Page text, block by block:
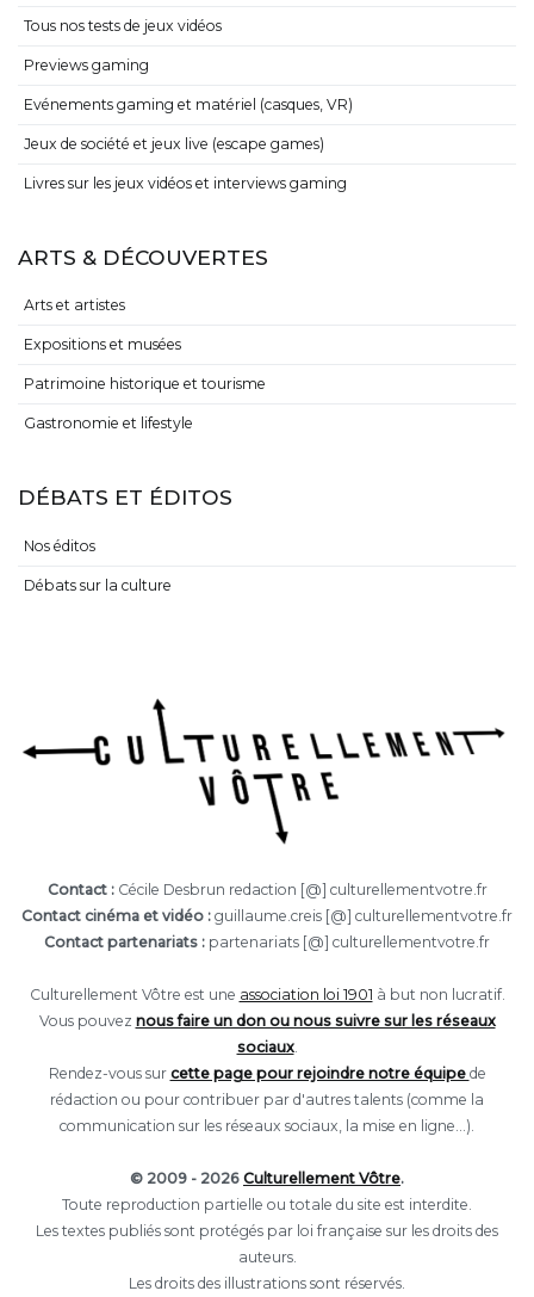
Tous nos tests de jeux vidéos
Previews gaming
Evénements gaming et matériel (casques, VR)
Jeux de société et jeux live (escape games)
Livres sur les jeux vidéos et interviews gaming
ARTS & DÉCOUVERTES
Arts et artistes
Expositions et musées
Patrimoine historique et tourisme
Gastronomie et lifestyle
DÉBATS ET ÉDITOS
Nos éditos
Débats sur la culture
Contact :Cécile Desbrun redaction [@] culturellementvotre.fr
Contact cinéma et vidéo : guillaume.creis [@] culturellementvotre.fr
Contact partenariats : partenariats [@] culturellementvotre.fr
Culturellement Vôtre est une association loi 1901 à but non lucratif.
Vous pouvez nous faire un don ou nous suivre sur les réseaux
sociaux.
Rendez-vous sur cette page pour rejoindre notre équipe de
rédaction ou pour contribuer par d'autres talents (comme la
communication sur les réseaux sociaux, la mise en ligne...).
© 2009 - 2026 Culturellement Vôtre.
Toute reproduction partielle ou totale du site est interdite.
Les textes publiés sont protégés par loi française sur les droits des
auteurs.
Les droits des illustrations sont réservés.